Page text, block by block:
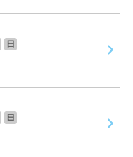
日
日